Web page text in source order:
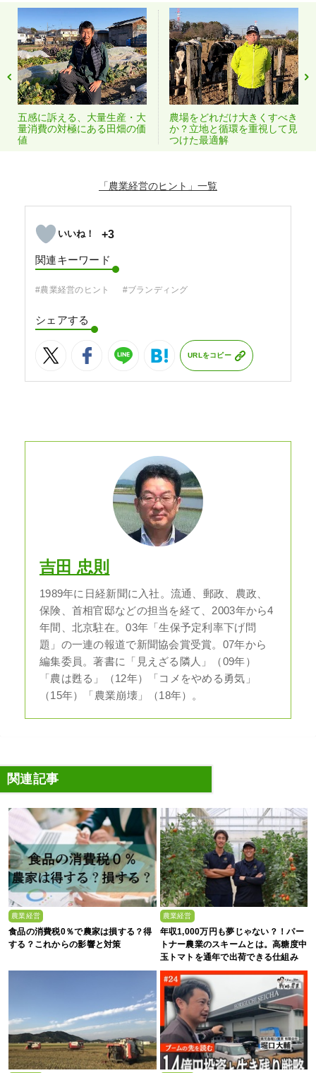
五感に訴える、大量生産・大
量消費の対極にある田畑の価
値
農場をどれだけ大きくすべき
か？立地と循環を重視して見
つけた最適解
「農業経営のヒント」
+3
関連キーワード
#農業経営のヒント #ブランディング
シェアする
URLをコピー
吉田 忠則
1989年に日経新聞に入社。流通、郵政、農政、
保険、首相官邸などの担当を経て、2003年から4
年間、北京駐在。03年「生保予定利率下げ問
題」の一連の報道で新聞協会賞受賞。07年から
編集委員。著書に「見えざる隣人」（09年）
「農は甦る」（12年）「コメをやめる勇気」
（15年）「農業崩壊」（18年）。
関連記事
農業経営
食品の消費税0％で農家は損する？得
する？これからの影響と対策
農業経営
年収1,000万円も夢じゃない？！パー
トナー農業のスキームとは。高糖度中
玉トマトを通年で出荷できる仕組み